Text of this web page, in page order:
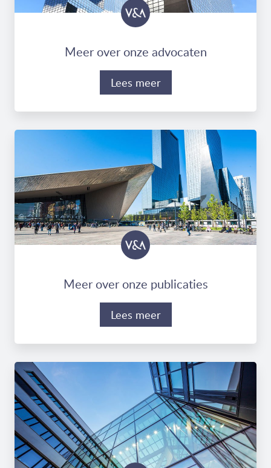
Meer over onze advocaten
Lees meer
Meer over onze publicaties
Lees meer